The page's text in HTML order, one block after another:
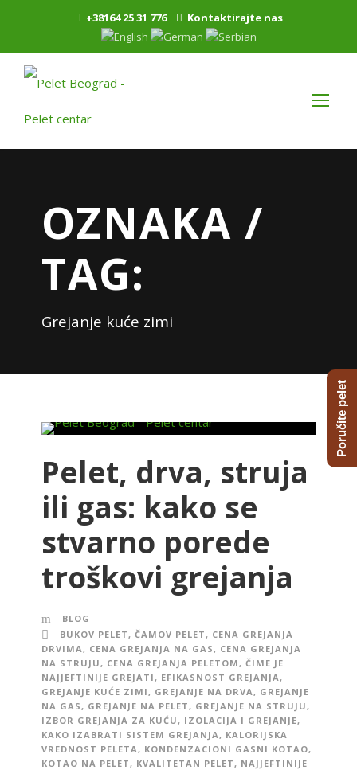
+38164 25 31 776 Kontaktirajte nas
OZNAKA /
TAG:
Grejanje kuće zimi
Pelet, drva, struja
ili gas: kako se
stvarno porede
troškovi grejanja
BLOG
BUKOV PELET , ČAMOV PELET , CENA GREJANJA
DRVIMA , CENA GREJANJA NA GAS , CENA GREJANJA
NA STRUJU , CENA GREJANJA PELETOM , ČIME JE
NAJJEFTINIJE GREJATI , EFIKASNOST GREJANJA ,
GREJANJE KUĆE ZIMI , GREJANJE NA DRVA , GREJANJE
NA GAS , GREJANJE NA PELET , GREJANJE NA STRUJU ,
IZBOR GREJANJA ZA KUĆU , IZOLACIJA I GREJANJE,
KAKO IZABRATI SISTEM GREJANJA , KALORIJSKA
VREDNOST PELETA , KONDENZACIONI GASNI KOTAO,
KOTAO NA PELET , KVALITETAN PELET , NAJJEFTINIJE
Poručite pelet